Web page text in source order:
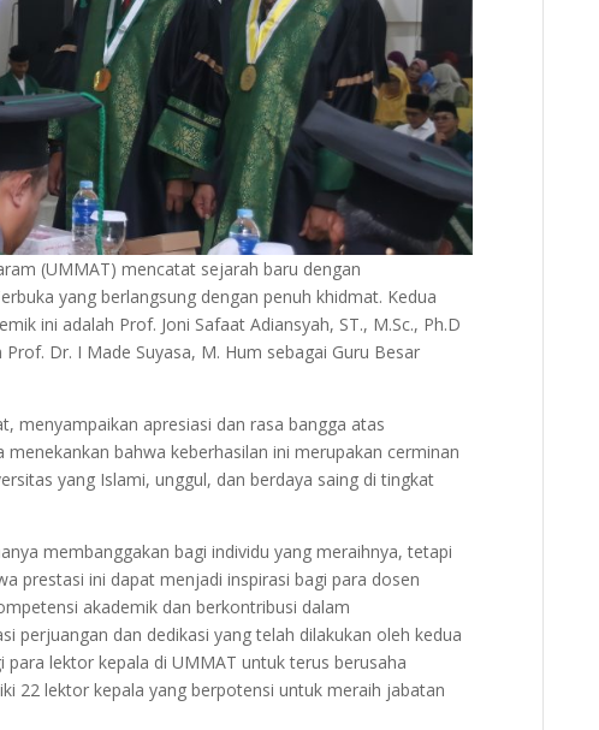
(UMMAT) mencatat sejarah baru dengan
yang berlangsung dengan penuh khidmat. Kedua
ini adalah Prof. Joni Safaat Adiansyah, ST., M.Sc., Ph.D
Dr. I Made Suyasa, M. Hum sebagai Guru Besar
menyampaikan apresiasi dan rasa bangga atas
bahwa keberhasilan ini merupakan cerminan
yang Islami, unggul, dan berdaya saing di tingkat
membanggakan bagi individu yang meraihnya, tetapi
prestasi ini dapat menjadi inspirasi bagi para dosen
akademik dan berkontribusi dalam
perjuangan dan dedikasi yang telah dilakukan oleh kedua
lektor kepala di UMMAT untuk terus berusaha
22 lektor kepala yang berpotensi untuk meraih jabatan